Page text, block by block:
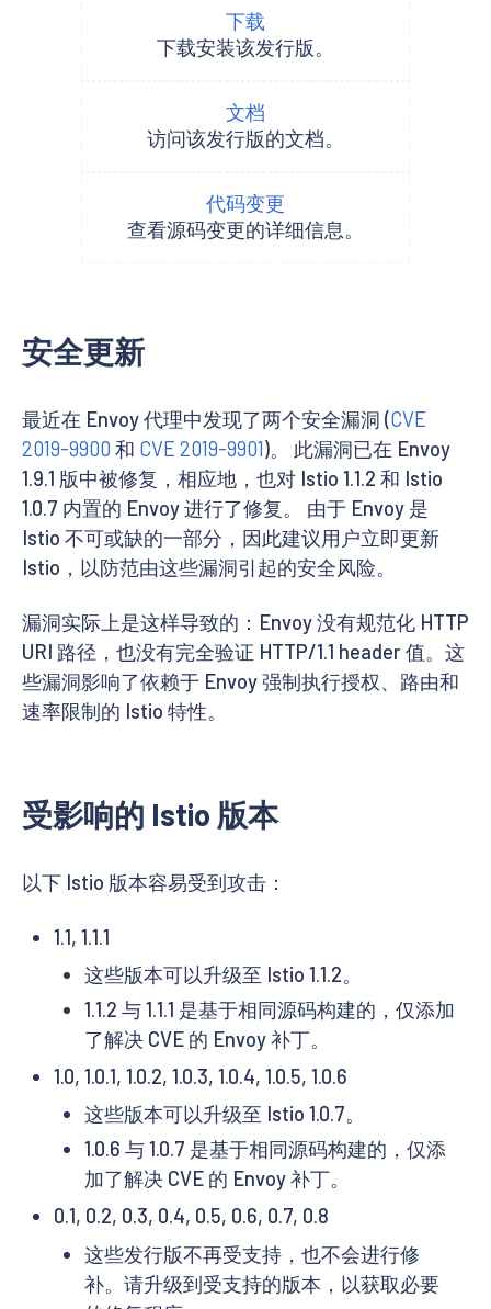
下载
下载安装该发行版。
文档
访问该发行版的文档。
代码变更
查看源码变更的详细信息。
安全更新
最近在 Envoy 代理中发现了两个安全漏洞 (CVE
2019-9900 和 CVE 2019-9901)。 此漏洞已在 Envoy
1.9.1 版中被修复，相应地，也对 Istio 1.1.2 和 Istio
1.0.7 内置的 Envoy 进行了修复。 由于 Envoy 是
Istio 不可或缺的一部分，因此建议用户立即更新
Istio，以防范由这些漏洞引起的安全风险。
漏洞实际上是这样导致的：Envoy 没有规范化 HTTP
URI 路径，也没有完全验证 HTTP/1.1 header 值。这
些漏洞影响了依赖于 Envoy 强制执行授权、路由和
速率限制的 Istio 特性。
受影响的 Istio 版本
以下 Istio 版本容易受到攻击：
1.1, 1.1.1
这些版本可以升级至 Istio 1.1.2。
1.1.2 与 1.1.1 是基于相同源码构建的，仅添加
了解决 CVE 的 Envoy 补丁。
1.0, 1.0.1, 1.0.2, 1.0.3, 1.0.4, 1.0.5, 1.0.6
这些版本可以升级至 Istio 1.0.7。
1.0.6 与 1.0.7 是基于相同源码构建的，仅添
加了解决 CVE 的 Envoy 补丁。
0.1, 0.2, 0.3, 0.4, 0.5, 0.6, 0.7, 0.8
这些发行版不再受支持，也不会进行修
补。请升级到受支持的版本，以获取必要